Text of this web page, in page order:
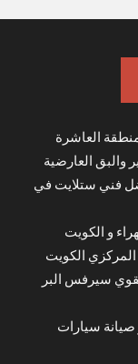
العارضية
فني ستلايت في
و الكويت
الكويت
سيرفس البر
صيانة سيارات